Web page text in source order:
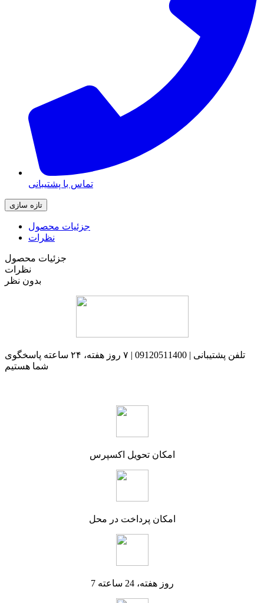
تماس با پشتیبانی
جزئیات محصول
نظرات
جزئیات محصول
نظرات
بدون نظر
تلفن پشتیبانی | 09120511400 | ۷ روز هفته، ۲۴ ساعته پاسخگوی
شما هستیم
امکان تحویل اکسپرس
امکان پرداخت در محل
7 روز هفته، 24 ساعته